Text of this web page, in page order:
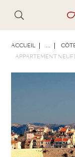
ACCUEIL ...
APPARTEMENT NEUF